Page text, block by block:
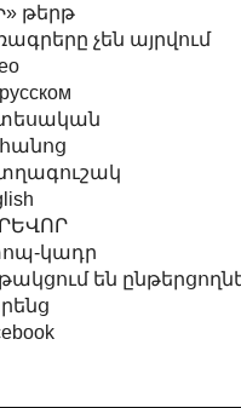
թերթ
չեն այրվում
կադր
են